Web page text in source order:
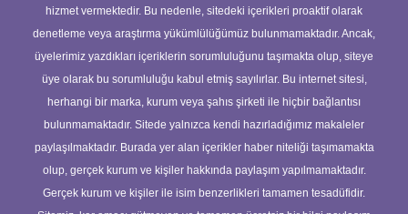
hizmet vermektedir. Bu nedenle, sitedeki içerikleri proaktif olarak
denetleme veya araştırma yükümlülüğümüz bulunmamaktadır. Ancak,
üyelerimiz yazdıkları içeriklerin sorumluluğunu taşımakta olup, siteye
üye olarak bu sorumluluğu kabul etmiş sayılırlar. Bu internet sitesi,
herhangi bir marka, kurum veya şahıs şirketi ile hiçbir bağlantısı
bulunmamaktadır. Sitede yalnızca kendi hazırladığımız makaleler
paylaşılmaktadır. Burada yer alan içerikler haber niteliği taşımamakta
olup, gerçek kurum ve kişiler hakkında paylaşım yapılmamaktadır.
Gerçek kurum ve kişiler ile isim benzerlikleri tamamen tesadüfidir.